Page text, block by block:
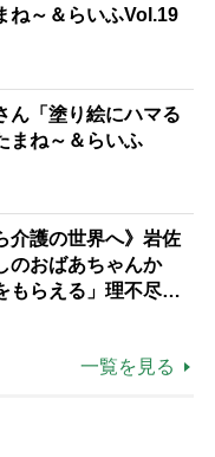
ね～＆らいふVol.19
ん「塗り絵にハマる
まね～＆らいふ
介護の世界へ》岩佐
のおばあちゃんか
もらえる」理不尽さ
一覧を見る